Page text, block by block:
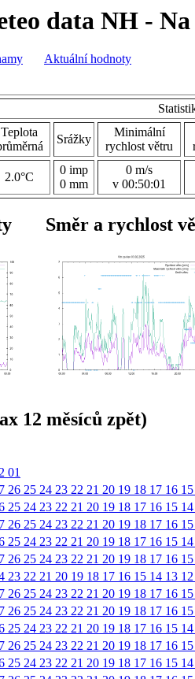
data NH - Na
Aktuální hodnoty
Teplota
Srážky
Minimální
rychlost větru
2.0°C
0 imp
0 mm
0 m/s
v 00:50:01
Směr a rychlost
12 měsíců zpět)
01
26 25 24 23 22 21 20 19 18 17 16
25 24 23 22 21 20 19 18 17 16 15
26 25 24 23 22 21 20 19 18 17 16
25 24 23 22 21 20 19 18 17 16 15
26 25 24 23 22 21 20 19 18 17 16
23 22 21 20 19 18 17 16 15 14 13
26 25 24 23 22 21 20 19 18 17 16
26 25 24 23 22 21 20 19 18 17 16
25 24 23 22 21 20 19 18 17 16 15
26 25 24 23 22 21 20 19 18 17 16
25 24 23 22 21 20 19 18 17 16 15